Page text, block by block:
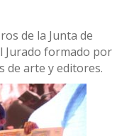
de la Junta de
Jurado formado por
de arte y editores.